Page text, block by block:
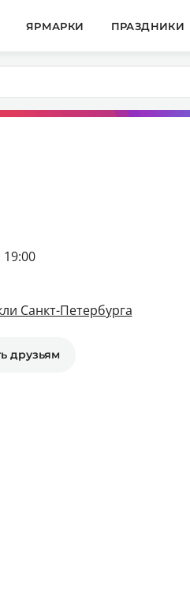
ЯРМАРКИ ПРАЗДНИКИ
Санкт-Петербурга
друзьям